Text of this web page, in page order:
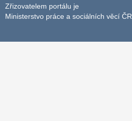
Zřizovatelem portálu je
Ministerstvo práce a sociálních věcí ČR